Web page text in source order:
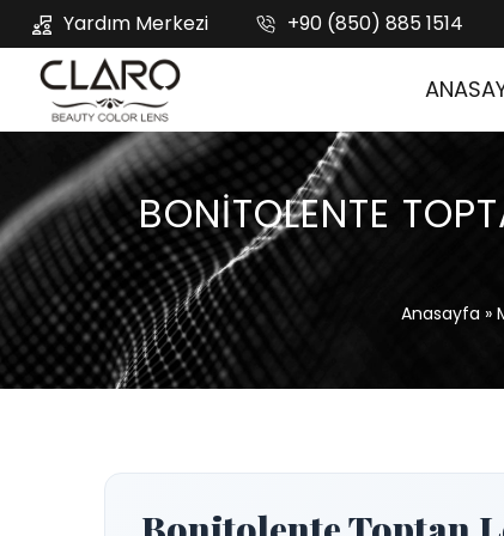
Yardım Merkezi +90 (850) 885 1514
BONITOLENTE
Anasayfa »